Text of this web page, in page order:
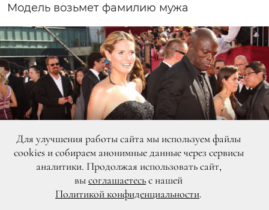
Модель возьмет фамилию мужа
Для улучшения работы сайта мы используем файлы
cookies и собираем анонимные данные через сервисы
аналитики. Продолжая использовать сайт,
высоглашаетесьс нашей
Политикой конфиденциальности.